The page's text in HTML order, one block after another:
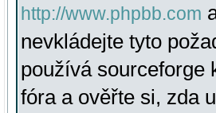
http://www.phpbb.com
nevkládejte tyto
používá sourceforge
fóra a ověřte si, zda